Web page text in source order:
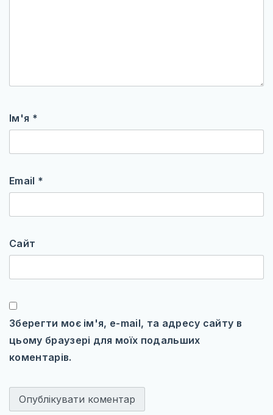
Ім'я *
Email *
Сайт
Зберегти моє ім'я, e-mail, та адресу сайту в
цьому браузері для моїх подальших
коментарів.